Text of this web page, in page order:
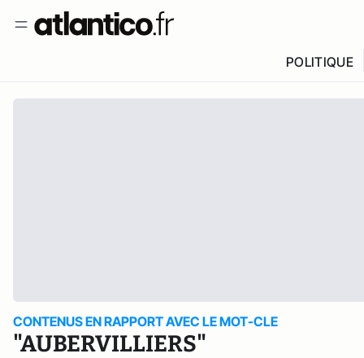
POLITIQUE
CONTENUS EN RAPPORT AVEC LE MOT-CLE
"AUBERVILLIERS"